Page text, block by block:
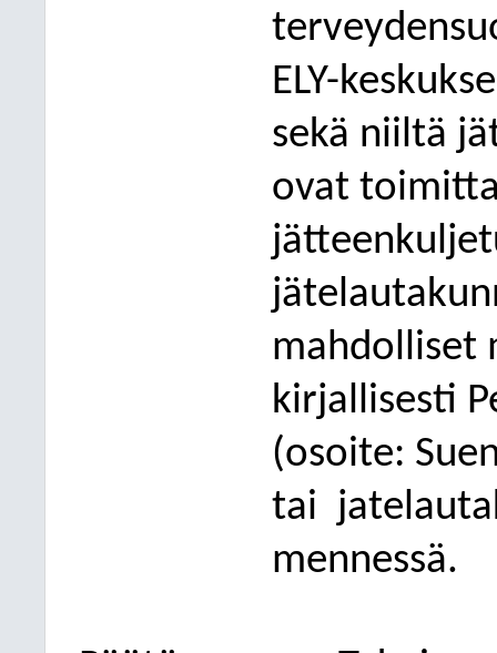
ELY-
sekä niiltä
ovat
mahdolliset
kirjallisesti
(osoite:
tai
mennessä.